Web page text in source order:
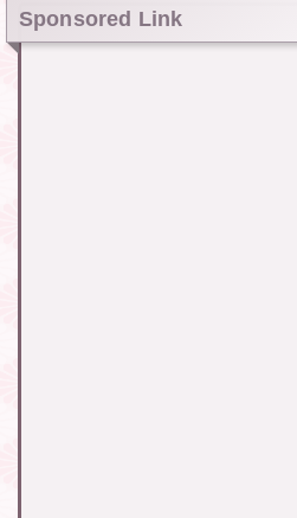
Sponsored Link